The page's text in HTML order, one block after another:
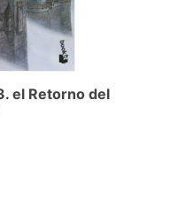
el Retorno del